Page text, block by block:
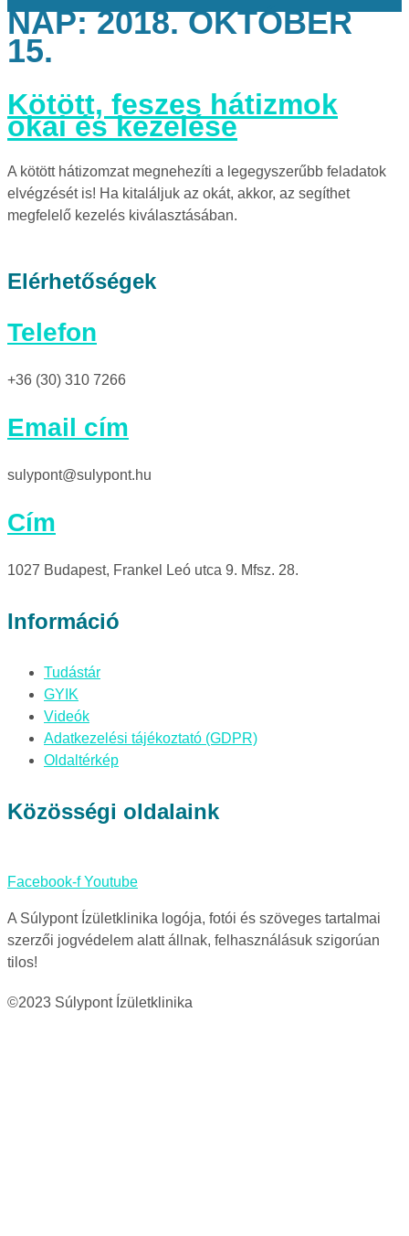
NAP:2018. OKTÓBER
15.
Kötött, feszes hátizmok
okai és kezelése
A kötött hátizomzat megnehezíti a legegyszerűbb feladatok
elvégzését is! Ha kitaláljuk az okát, akkor, az segíthet
megfelelő kezelés kiválasztásában.
Elérhetőségek
Telefon
+36 (30) 310 7266
Email cím
sulypont@sulypont.hu
Cím
1027 Budapest, Frankel Leó utca 9. Mfsz. 28.
Információ
Tudástár
GYIK
Videók
Adatkezelési tájékoztató (GDPR)
Oldaltérkép
Közösségi oldalaink
Facebook-f Youtube
A Súlypont Ízületklinika logója, fotói és szöveges tartalmai
szerzői jogvédelem alatt állnak, felhasználásuk szigorúan
tilos!
©2023 Súlypont Ízületklinika